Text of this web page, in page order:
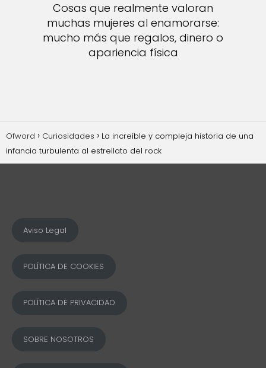
Cosas que realmente valoran
muchas mujeres al enamorarse:
mucho más que regalos, dinero o
apariencia física
Ofword Curiosidades
La increíble y compleja historia de una
infancia turbulenta al estrellato del rock
Aviso Legal
POLÍTICA DE COOKIES
POLÍTICA DE PRIVACIDAD
SOBRE NOSOTROS